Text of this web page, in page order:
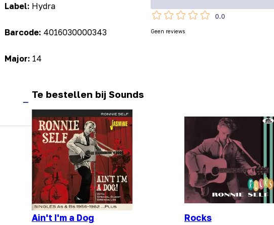
Label: Hydra
Barcode: 4016030000343
Major: 14
0.0
Geen reviews
Te bestellen bij Sounds
Ain't I'm a Dog Rocks